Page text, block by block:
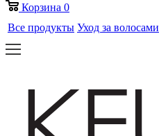
Корзина 0
Все продукты Уход за волосами